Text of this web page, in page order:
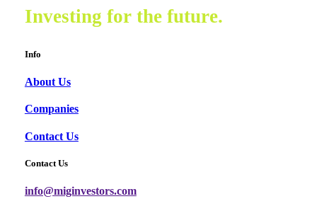
Investing for the future.
Info
About Us
Companies
Contact Us
Contact Us
info@miginvestors.com